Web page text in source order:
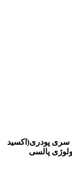
سری پودری(اکسید
پالسی